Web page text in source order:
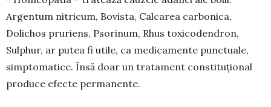
Argentum nitricum, Bovista, Calcarea carbo­nica,
Dolichos pruriens, Psorinum, Rhus toxico­dendron,
Sulphur, ar putea fi utile, ca medicamente punctuale,
simptomatice. Însă doar un tratament constituțional
produce efecte permanente.